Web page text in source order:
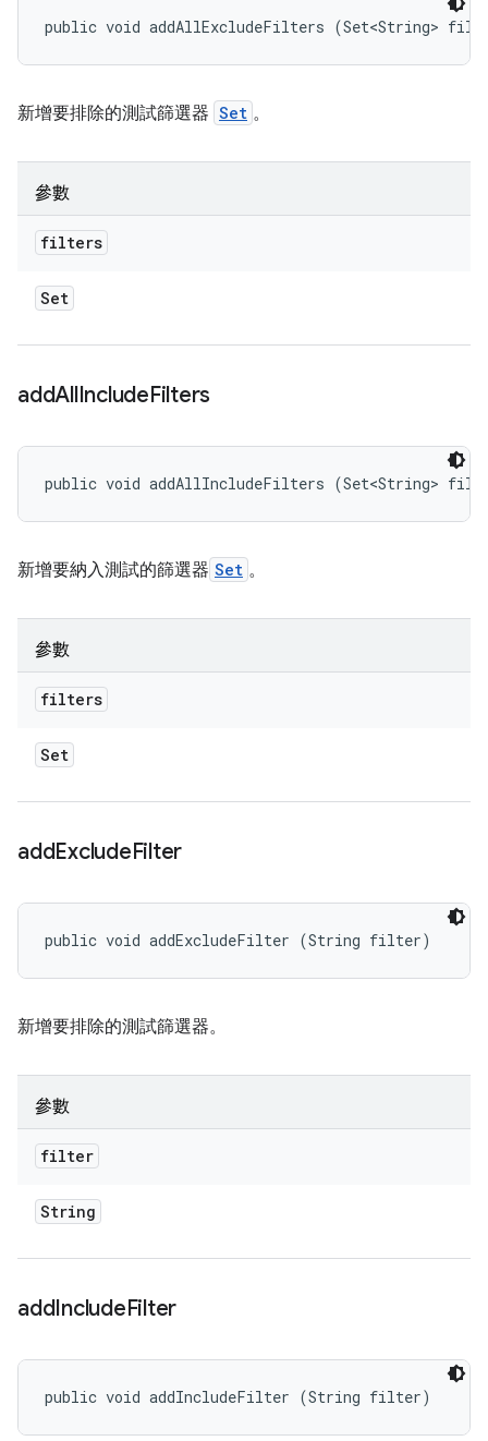
public void addAllExcludeFilters (Set<String>
新增要排除的測試篩選器 Set 。
參數
filters
Set
addAllIncludeFilters
public void addAllIncludeFilters (Set<String>
新增要納入測試的篩選器 Set 。
參數
filters
Set
addExcludeFilter
public void addExcludeFilter (String filter)
新增要排除的測試篩選器。
參數
filter
String
addIncludeFilter
public void addIncludeFilter (String filter)